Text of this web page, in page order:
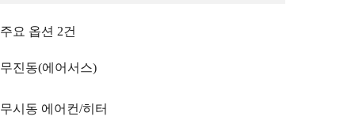
주요 옵션 2건
무진동(에어서스)
무시동 에어컨/히터